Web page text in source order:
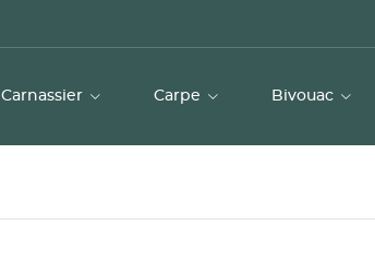
Carnassier Carpe Bivouac